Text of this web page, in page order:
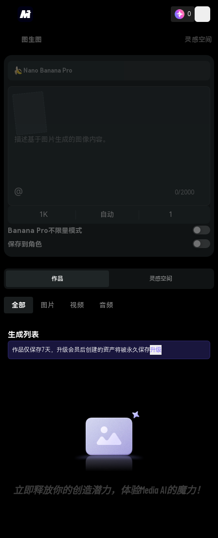
0
图生图 灵感空间
Nano Banana Pro
@ 0/2000
1K 自动 1
Banana Pro不限量模式
保存到角色
作品 灵感空间
全部 图片 视频 音频
生成列表
作品仅保存7天，升级会员后创建的资产将被永久保存升级
立即释放你的创造潜力，体验Media AI的魔力！